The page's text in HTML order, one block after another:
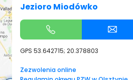
Jezioro Miodówko
GPS 53.642715; 20.378803
Zezwolenia online